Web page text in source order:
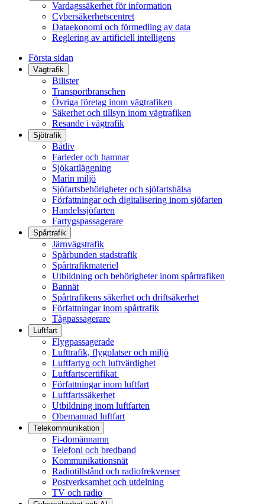
Vardagssäkerhet för information
Cybersäkerhetscentret
Dataekonomi och förmedling av data
Reglering av artificiell intelligens
Första sidan
Vägtrafik
Bilister
Transportbranschen
Övriga företag inom vägtrafiken
Säkerhet och tillsyn inom vägtrafiken
Resande i vägtrafik
Sjötrafik
Båtliv
Farleder och hamnar
Sjökartläggning
Marin miljö
Sjöfartsbehörigheter och sjöfartshälsa
Författningar och digitalisering inom sjöfarten
Handelssjöfarten
Fartygspassagerare
Spårtrafik
Järnvägstrafik
Spårbunden stadstrafik
Spårtrafikmateriel
Utbildning och behörigheter inom spårtrafiken
Bannät
Spårtrafikens säkerhet och driftsäkerhet
Författningar inom spårtrafik
Tågpassagerare
Luftfart
Flygpassagerade
Lufttrafik, flygplatser och miljö
Luftfartyg och luftvärdighet
Luftfartscertifikat
Författningar inom luftfart
Luftfartssäkerhet
Utbildning inom luftfarten
Obemannad luftfart
Telekommunikation
Fi-domännamn
Telefoni och bredband
Kommunikationsnät
Radiotillstånd och radiofrekvenser
Postverksamhet och utdelning
TV och radio